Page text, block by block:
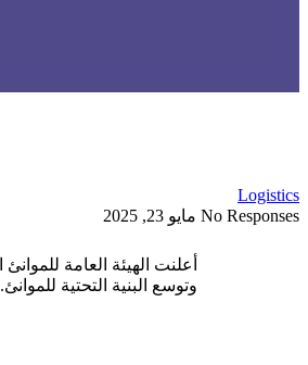
Logistics
No Responses مايو 23, 2025
وتوسع البنية التحتية للموانئ.